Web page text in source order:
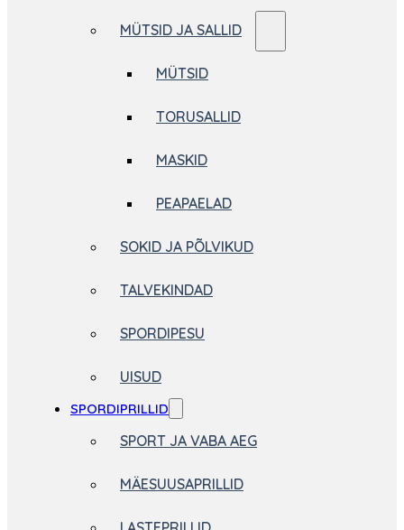
MÜTSID JA SALLID
MÜTSID
TORUSALLID
MASKID
PEAPAELAD
SOKID JA PÕLVIKUD
TALVEKINDAD
SPORDIPESU
UISUD
SPORDIPRILLID
SPORT JA VABA AEG
MÄESUUSAPRILLID